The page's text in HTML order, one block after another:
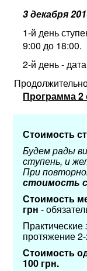
3 декабря
1-й день
9:00 до 18:00.
2-й день -
Программа 2
Стоимость
Будем рады
ступень, и
При
стоимость
Стоимость
грн -
протяжение
Стоимость
100 грн.